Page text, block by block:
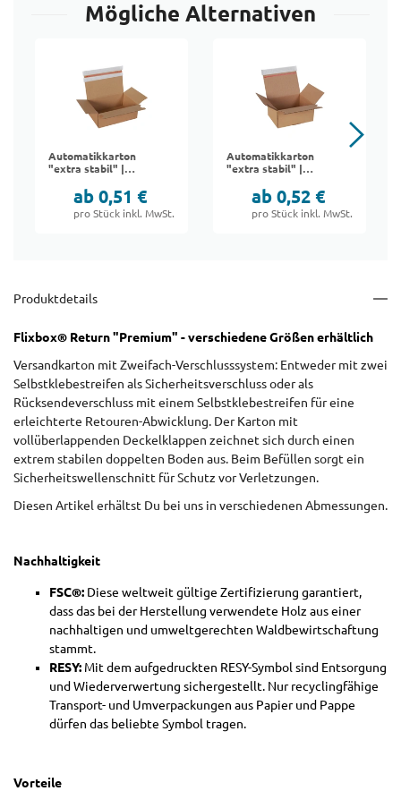
Mögliche Alternativen
Automatikkarton
"extra stabil" |
ab 0,51 €
pro Stück inkl. MwSt.
Automatikkarton
"extra stabil" |
ab 0,52 €
pro Stück inkl. MwSt.
Produktdetails
Flixbox® Return "Premium" - verschiedene Größen erhältlich
Versandkarton mit Zweifach-Verschlusssystem: Entweder mit zwei
Selbstklebestreifen als Sicherheitsverschluss oder als
Rücksendeverschluss mit einem Selbstklebestreifen für eine
erleichterte Retouren-Abwicklung. Der Karton mit
vollüberlappenden Deckelklappen zeichnet sich durch einen
extrem stabilen doppelten Boden aus. Beim Befüllen sorgt ein
Sicherheitswellenschnitt für Schutz vor Verletzungen.
Diesen Artikel erhältst Du bei uns in verschiedenen Abmessungen.
Nachhaltigkeit
FSC®: Diese weltweit gültige Zertifizierung garantiert,
dass das bei der Herstellung verwendete Holz aus einer
nachhaltigen und umweltgerechten Waldbewirtschaftung
stammt.
RESY: Mit dem aufgedruckten RESY-Symbol sind Entsorgung
und Wiederverwertung sichergestellt. Nur recyclingfähige
Transport- und Umverpackungen aus Papier und Pappe
dürfen das beliebte Symbol tragen.
Vorteile